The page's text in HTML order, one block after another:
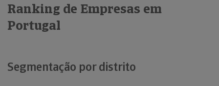
Ranking de Empresas em
Portugal
Segmentação por distrito